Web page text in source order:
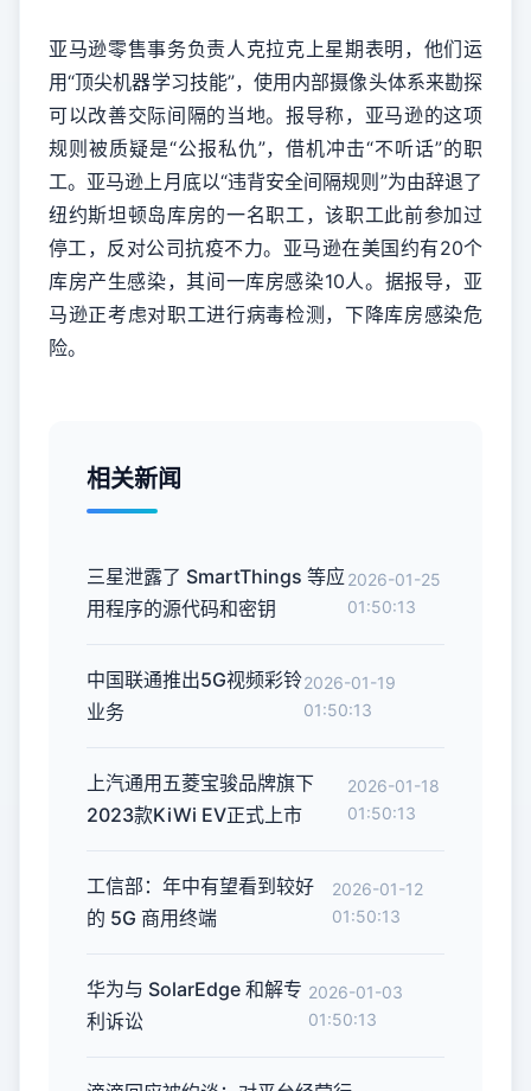
亚马逊零售事务负责人克拉克上星期表明，他们运
用“顶尖机器学习技能”，使用内部摄像头体系来勘探
可以改善交际间隔的当地。报导称，亚马逊的这项
规则被质疑是“公报私仇”，借机冲击“不听话”的职
工。亚马逊上月底以“违背安全间隔规则”为由辞退了
纽约斯坦顿岛库房的一名职工，该职工此前参加过
停工，反对公司抗疫不力。亚马逊在美国约有20个
库房产生感染，其间一库房感染10人。据报导，亚
马逊正考虑对职工进行病毒检测，下降库房感染危
险。
相关新闻
三星泄露了 SmartThings 等应
用程序的源代码和密钥
2026-01-25
01:50:13
中国联通推出5G视频彩铃
业务
2026-01-19
01:50:13
上汽通用五菱宝骏品牌旗下
2023款KiWi EV正式上市
2026-01-18
01:50:13
工信部：年中有望看到较好
的 5G 商用终端
2026-01-12
01:50:13
华为与 SolarEdge 和解专
利诉讼
2026-01-03
01:50:13